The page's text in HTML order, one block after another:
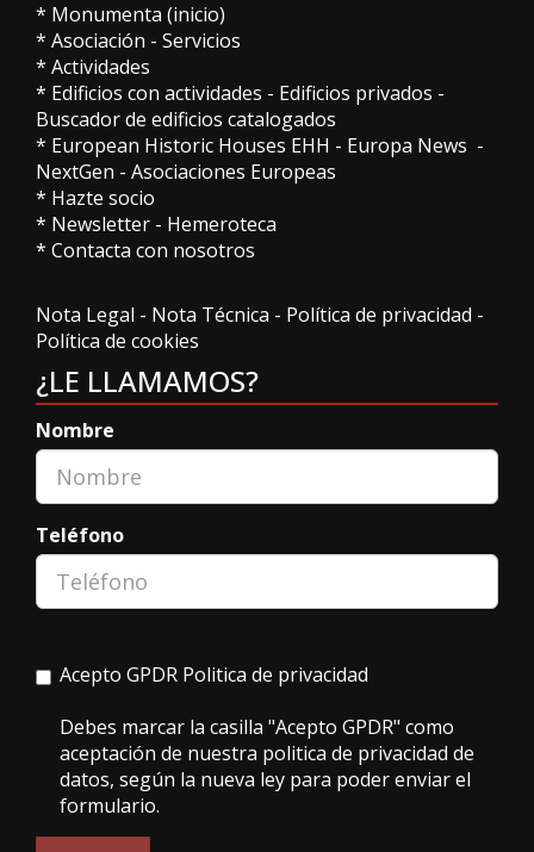
* Monumenta (inicio)
* Asociación - Servicios
* Actividades
* Edificios con actividades - Edificios privados -
Buscador de edificios catalogados
* European Historic Houses EHH - Europa News -
NextGen - Asociaciones Europeas
* Hazte socio
* Newsletter - Hemeroteca
* Contacta con nosotros
Nota Legal - Nota Técnica - Política de privacidad -
Política de cookies
¿LE LLAMAMOS?
Nombre
Teléfono
Acepto GPDR Politica de privacidad
Debes marcar la casilla "Acepto GPDR" como
aceptación de nuestra politica de privacidad de
datos, según la nueva ley para poder enviar el
formulario.